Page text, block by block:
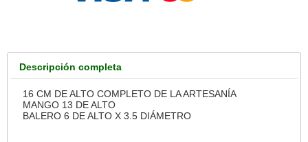
Descripción completa
16 CM DE ALTO COMPLETO DE LA ARTESANÍA
MANGO 13 DE ALTO
BALERO 6 DE ALTO X 3.5 DIÁMETRO